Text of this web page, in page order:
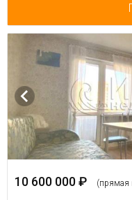
10 600 000 ₽ (прямая